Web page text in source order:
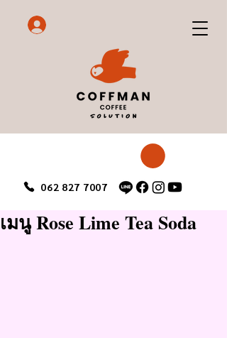
062 827 7007
เมนู Rose Lime Tea Soda